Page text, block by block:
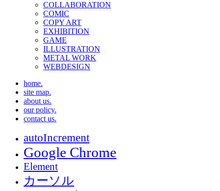
COLLABORATION
COMIC
COPY ART
EXHIBITION
GAME
ILLUSTRATION
METAL WORK
WEBDESIGN
home.
site map.
about us.
our policy.
contact us.
autoIncrement
Google Chrome
Element
カーソル